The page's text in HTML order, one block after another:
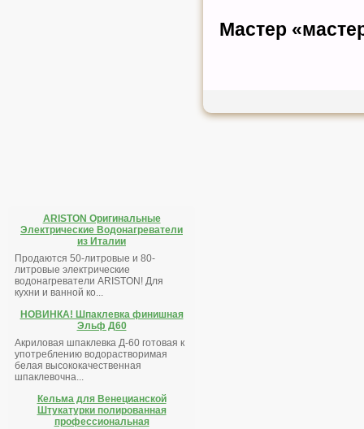
ARISTON Оригинальные
Электрические Водонагреватели
из Италии
Продаются 50-литровые и 80-
литровые электрические
водонагреватели ARISTON! Для
кухни и ванной ко...
НОВИНКА! Шпаклевка финишная
Эльф Д60
Акриловая шпаклевка Д-60 готовая к
употреблению водорастворимая
белая высококачественная
шпаклевочна...
Кельма для Венецианской
Штукатурки полированная
профессиональная
Мастер